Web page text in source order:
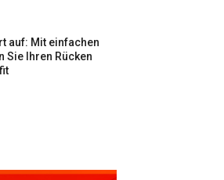
auf: Mit einfachen
Sie Ihren Rücken